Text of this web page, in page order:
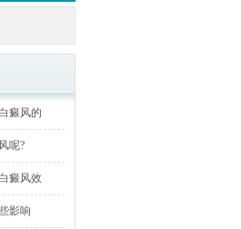
癜风的
呢?
癜风效
影响